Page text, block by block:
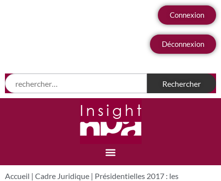
Connexion
Déconnexion
Accueil | Cadre Juridique | Présidentielles 2017 : les